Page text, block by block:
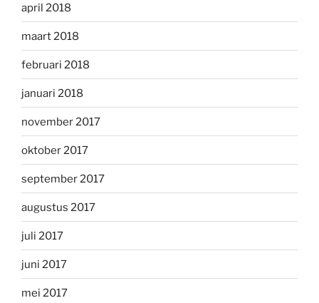
april 2018
maart 2018
februari 2018
januari 2018
november 2017
oktober 2017
september 2017
augustus 2017
juli 2017
juni 2017
mei 2017